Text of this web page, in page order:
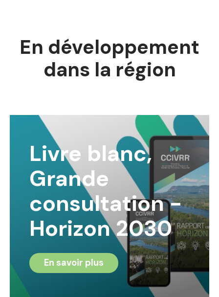
En développement
dans la région
Livre blanc,
Grande
consultation -
Horizon 2030
En savoir plus